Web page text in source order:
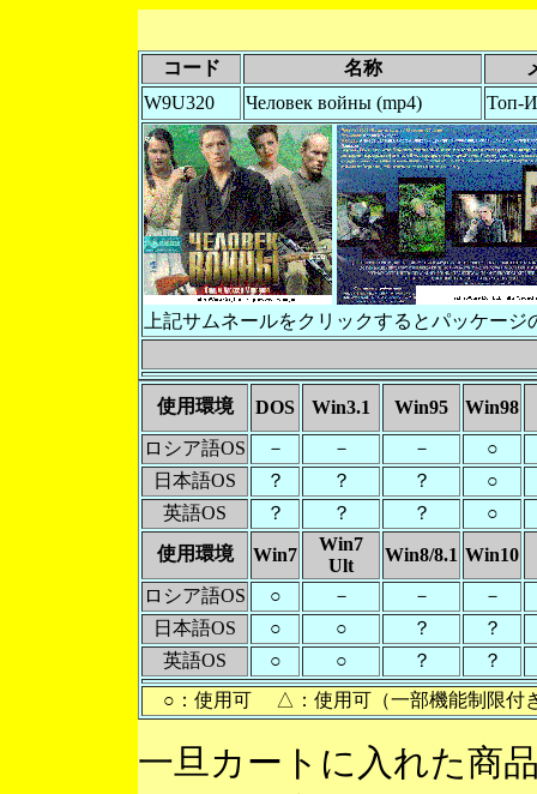
コード 名称
W9U320
Человек войны (mp4) Топ-
上記サムネールをクリックするとパッケー
使用環境 DOS Win3.1 Win95
Win98
ロシア語OS
－ － －
○
日本語OS
？ ？ ？
○
英語OS
？ ？ ？
○
使用環境
Win7
Win7
Ult
Win8/8.1 Win10
ロシア語OS
○ － －
－
日本語OS
○ ○ ？
？
英語OS
○ ○ ？
？
○：使用可 △：使用可（一部機能制限
一旦カートに入れた商